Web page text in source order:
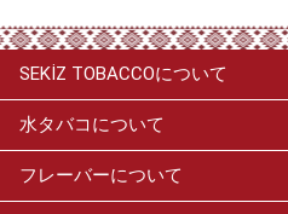
SEKİZ TOBACCOについて
水タバコについて
フレーバーについて